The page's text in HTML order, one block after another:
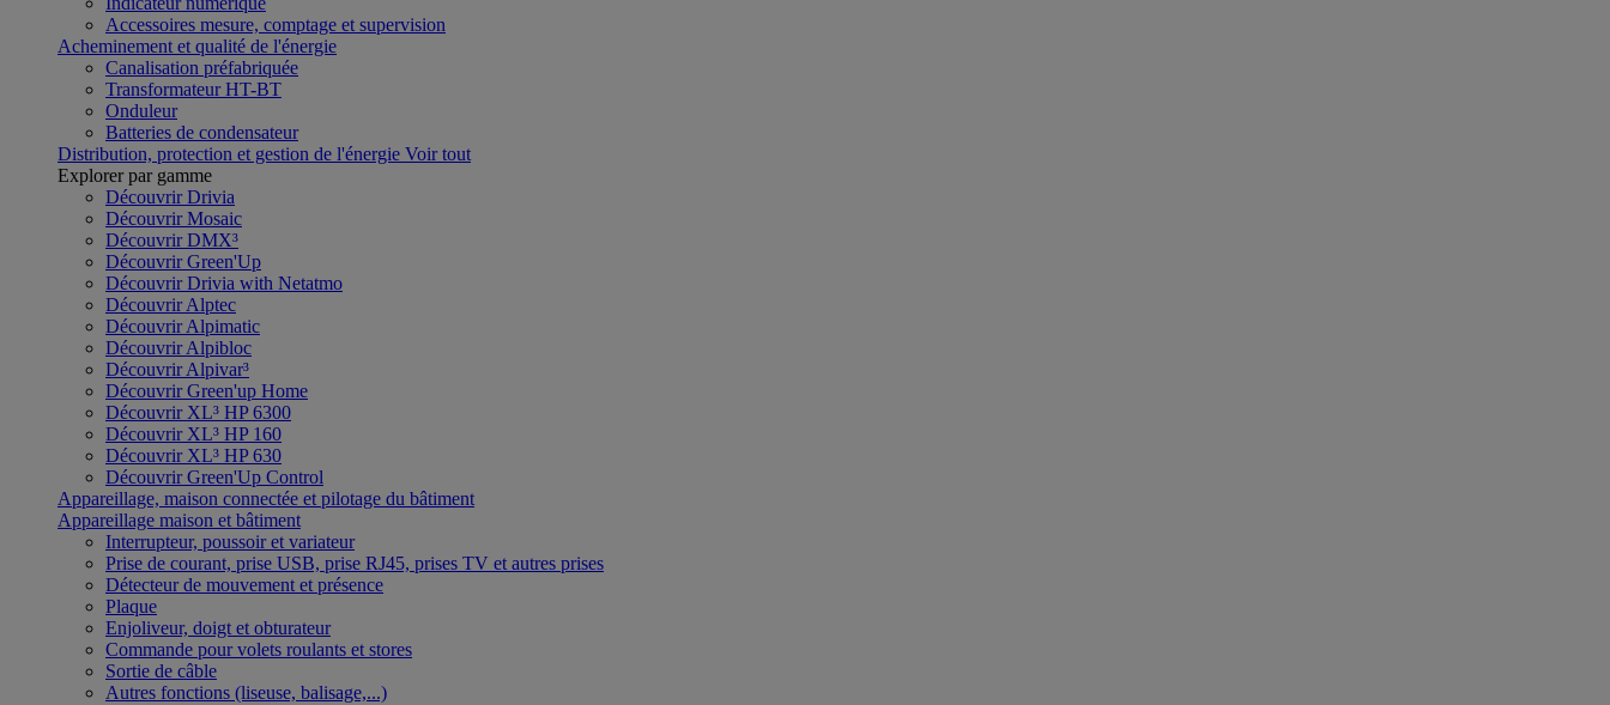
Accessoires mesure, comptage et supervision
Acheminement et qualité de l'énergie
Canalisation préfabriquée
Transformateur HT-BT
Onduleur
Batteries de condensateur
Distribution, protection et gestion de l'énergie Voir tout
Explorer par gamme
Découvrir Drivia
Découvrir Mosaic
Découvrir DMX³
Découvrir Green'Up
Découvrir Drivia with Netatmo
Découvrir Alptec
Découvrir Alpimatic
Découvrir Alpibloc
Découvrir Alpivar³
Découvrir Green'up Home
Découvrir XL³ HP 6300
Découvrir XL³ HP 160
Découvrir XL³ HP 630
Découvrir Green'Up Control
Appareillage, maison connectée et pilotage du bâtiment
Appareillage maison et bâtiment
Interrupteur, poussoir et variateur
Prise de courant, prise USB, prise RJ45, prises TV et autres prises
Détecteur de mouvement et présence
Plaque
Enjoliveur, doigt et obturateur
Commande pour volets roulants et stores
Sortie de câble
Autres fonctions (liseuse, balisage,...)